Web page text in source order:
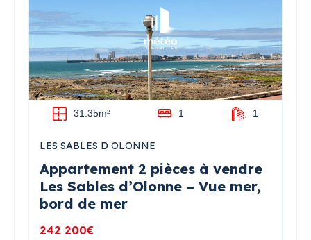
31.35m² 1 1
Appartement 2 pièces à vendre
Les Sables d’Olonne – Vue mer,
bord de mer
LES SABLES D OLONNE
242 200€